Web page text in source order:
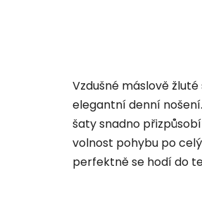
Vzdušné máslově
elegantní denní
šaty snadno
volnost pohybu po
perfektně se hodí do